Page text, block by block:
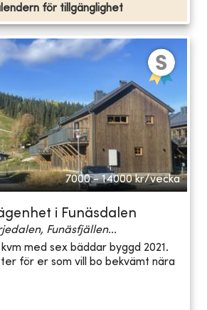
för tillgänglighet
7000 - 14000 kr/vecka
i Funäsdalen
Funäsfjällen...
med sex bäddar byggd 2021.
för er som vill bo bekvämt nära